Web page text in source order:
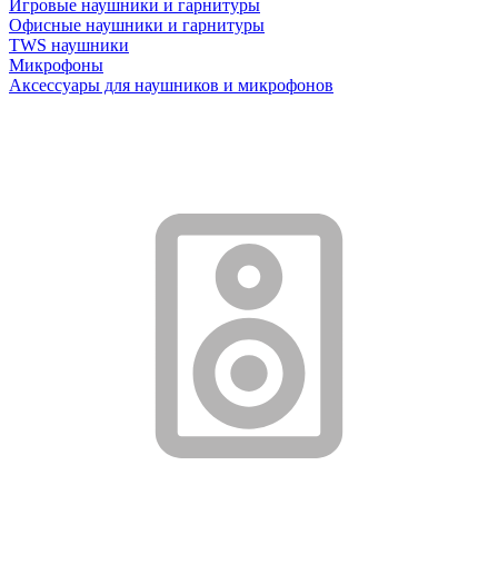
Игровые наушники и гарнитуры
Офисные наушники и гарнитуры
TWS наушники
Микрофоны
Аксессуары для наушников и микрофонов